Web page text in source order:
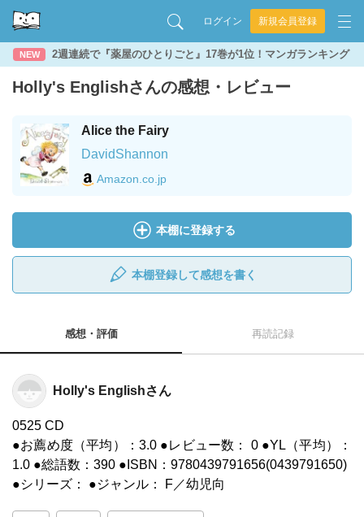
ログイン 新規会員登録
NEW 2週連続で『薬屋のひとりごと』17巻が1位！マンガランキング
Holly's Englishさんの感想・レビュー
Alice the Fairy
DavidShannon
Amazon.co.jp
本棚に登録する
本棚登録して感想を書く
感想・評価 再読記録
Holly's Englishさん
0525 CD
●お薦め度（平均）：3.0 ●レビュー数： 0 ●YL（平均）：
1.0 ●総語数：390 ●ISBN：9780439791656(0439791650)
●シリーズ： ●ジャンル： F／幼児向